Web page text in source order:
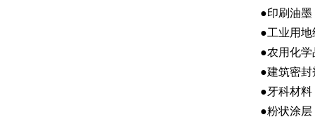
●印刷油
●工业用
●农用化
●建筑密
●牙科材
●粉状涂